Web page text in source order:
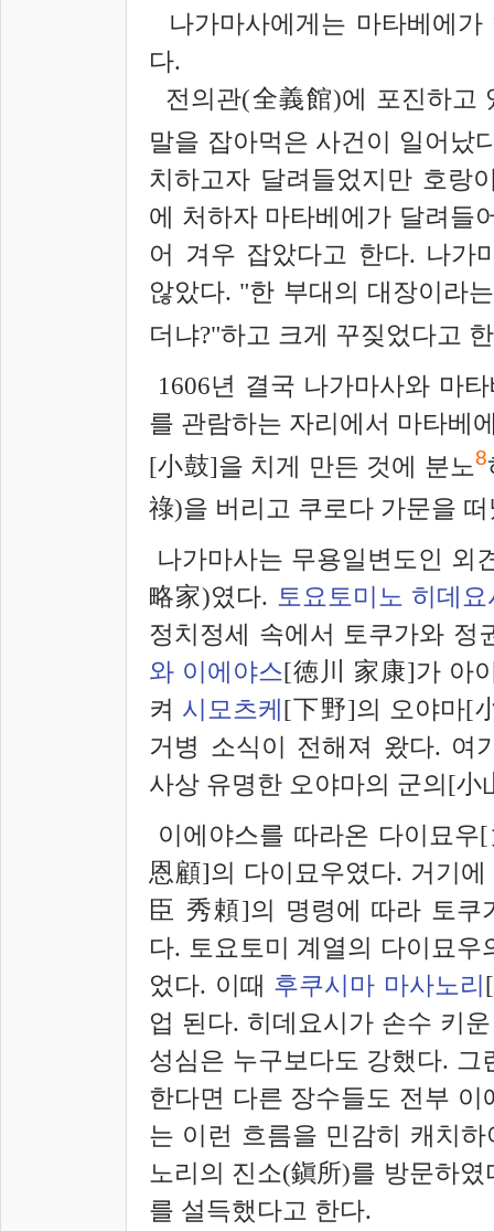
나가마사에게는 마타베에
다.
전의관(全義館)에 포진하고
말을 잡아먹은 사건이 일어났
치하고자 달려들었지만 호랑
에 처하자 마타베에가 달려들
어 겨우 잡았다고 한다. 나가
않았다. "한 부대의 대장이라
더냐?"하고 크게 꾸짖었다고
1606년 결국 나가마사와 마
를 관람하는 자리에서 마타베
[小鼓]을 치게 만든 것에 분노8
祿)을 버리고 쿠로다 가문을
나가마사는 무용일변도인 외
略家)였다. 토요토미노 히데요
정치정세 속에서 토쿠가와
와 이에야스[徳川 家康]가 아
켜 시모츠케 [下野]의 오야마[
거병 소식이 전해져 왔다. 여
사상 유명한 오야마의 군의[
이에야스를 따라온 다이묘
恩顧]의 다이묘우였다. 거기
臣 秀頼]의 명령에 따라 토쿠
다. 토요토미 계열의 다이묘
었다. 이때 후쿠시마 마사노리
업 된다. 히데요시가 손수 키
성심은 누구보다도 강했다.
한다면 다른 장수들도 전부
는 이런 흐름을 민감히 캐치
노리의 진소(鎭所)를 방문하
를 설득했다고 한다.